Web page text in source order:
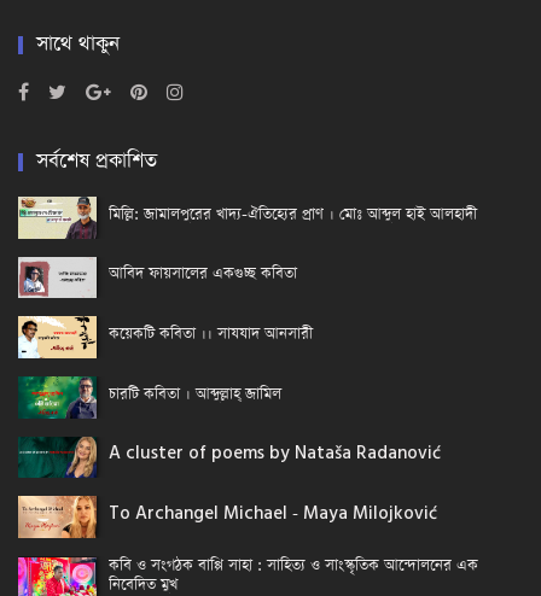
সাথে থাকুন
সর্বশেষ প্রকাশিত
মিল্লি: জামালপুরের খাদ্য-ঐতিহ্যের প্রাণ । মোঃ আব্দুল হাই আলহাদী
আবিদ ফায়সালের একগুচ্ছ কবিতা
কয়েকটি কবিতা ।। সাযযাদ আনসারী
চারটি কবিতা । আব্দুল্লাহ্ জামিল
A cluster of poems by Nataša Radanović
To Archangel Michael - Maya Milojković
কবি ও সংগঠক বাপ্পি সাহা : সাহিত্য ও সাংস্কৃতিক আন্দোলনের এক
নিবেদিত মুখ